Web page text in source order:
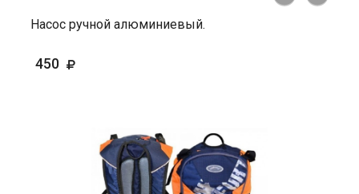
Насос ручной алюминиевый.
450